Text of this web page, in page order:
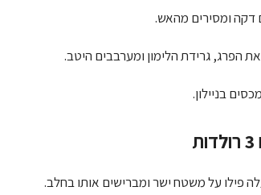
דקה ומסירים מהאש.
הפרג, גרידת הלימון ומערבבים היטב.
בניילון.
פילו על משטח ישר ומברישים אותו בחלב.